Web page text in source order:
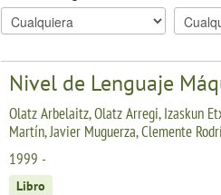
Nivel de Lenguaje
Olatz Arbelaitz, Olatz Arregi, Izaskun
Martín, Javier Muguerza, Clemente
1999 -
Libro